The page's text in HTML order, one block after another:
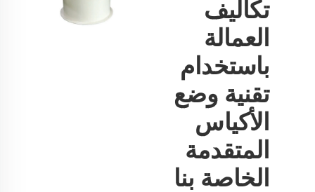
تكاليف
العمالة
باستخدام
تقنية وضع
الأكياس
المتقدمة
الخاصة بنا